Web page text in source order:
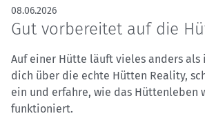
08.06.2026
Gut vorbereitet auf die
Auf einer Hütte läuft vieles anders als
dich über die echte Hütten Reality,
ein und erfahre, wie das Hüttenleben
funktioniert.